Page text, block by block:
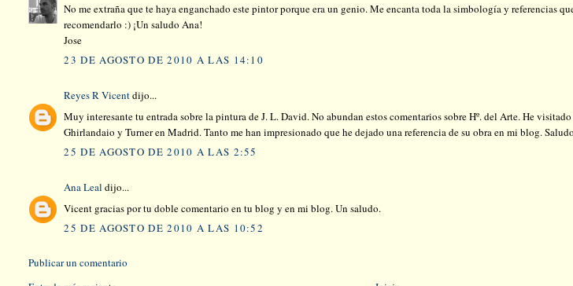
No me extraña que te haya enganchado este pintor porque era un genio. Me encanta toda la simbología y referencias
recomendarlo :) ¡Un saludo Ana!
Jose
23 DE AGOSTO DE 2010 A LAS 14:10
Reyes R Vicentdijo...
Muy interesante tu entrada sobre la pintura de J. L. David. No abundan estos comentarios sobre Hº. del Arte. He
Ghirlandaio y Turner en Madrid. Tanto me han impresionado que he dejado una referencia de su obra en mi blog.
25 DE AGOSTO DE 2010 A LAS 2:55
Ana Leal dijo...
Vicent gracias por tu doble comentario en tu blog y en mi blog. Un saludo.
25 DE AGOSTO DE 2010 A LAS 10:52
Publicar un comentario